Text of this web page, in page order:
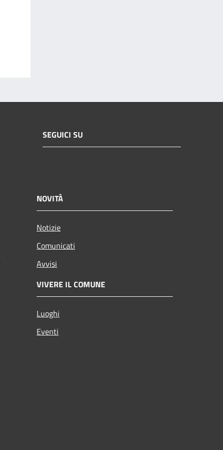
SEGUICI SU
NOVITÀ
Notizie
Comunicati
Avvisi
VIVERE IL COMUNE
Luoghi
Eventi